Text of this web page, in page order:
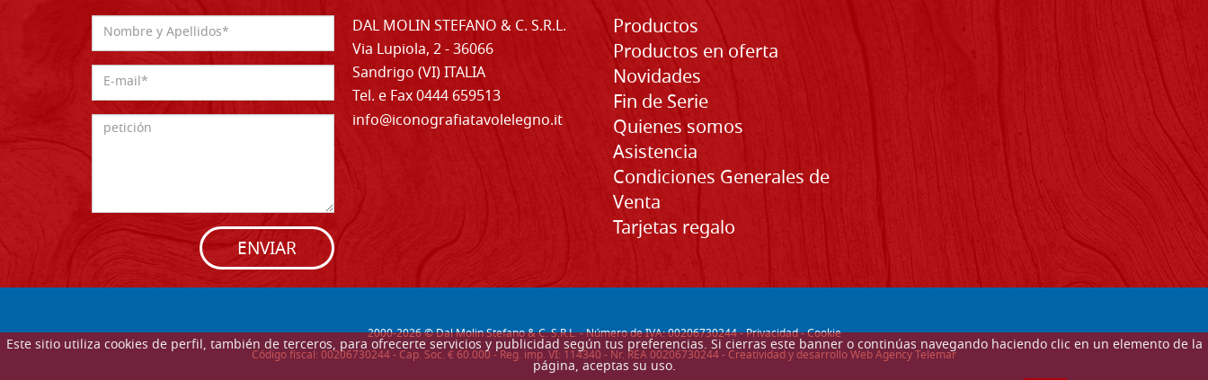
Este sitio utiliza cookies de perfil, también de terceros, para ofrecerte servicios y publicidad según tus preferencias. Si cierras este banner o continúas navegando haciendo clic en un elemento de la
página, aceptas su uso.
ENVIAR
DAL MOLIN STEFANO & C. S.R.L.
Via Lupiola, 2 - 36066
Sandrigo (VI) ITALIA
Tel. e Fax 0444 659513
info@iconografiatavolelegno.it
Productos
Productos en oferta
Novidades
Fin de Serie
Quienes somos
Asistencia
Condiciones Generales de
Venta
Tarjetas regalo
2000-2026© Dal Molin Stefano & C. S.R.L. - Número de IVA: 00206730244 -Privacidad-Cookie
Código fiscal: 00206730244 - Cap. Soc. € 60.000 - Reg. imp. VI: 114340 - Nr. REA 00206730244 - Creatividad y desarrollo Web Agency Telemar